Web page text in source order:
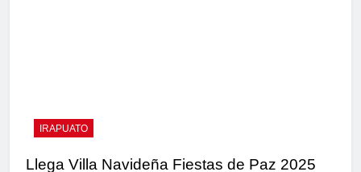
IRAPUATO
Llega Villa Navideña Fiestas de Paz 2025